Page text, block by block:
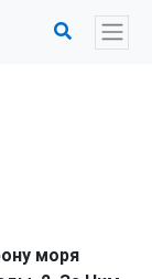
моря